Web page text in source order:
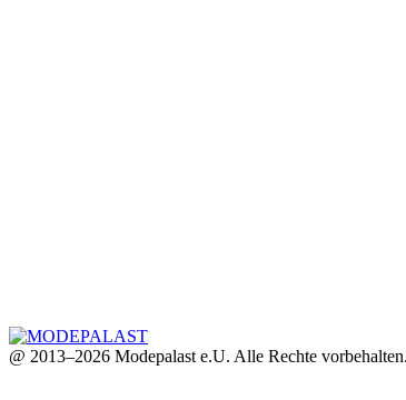
@ 2013–2026 Modepalast e.U. Alle Rechte vorbehalten.